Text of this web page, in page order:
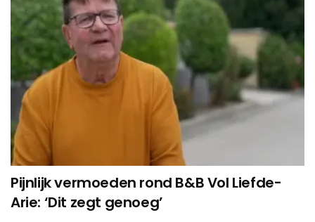
Pijnlijk vermoeden rond B&B Vol Liefde-
Arie: ‘Dit zegt genoeg’